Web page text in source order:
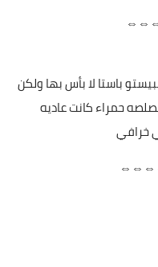
باستا لا بأس بها ولكن
حمراء كانت عاديه
خرافي